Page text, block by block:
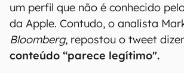
um perfil que não é conhecido
da Apple. Contudo, o analista
Bloomberg, repostou o tweet
conteúdo “parece legítimo".